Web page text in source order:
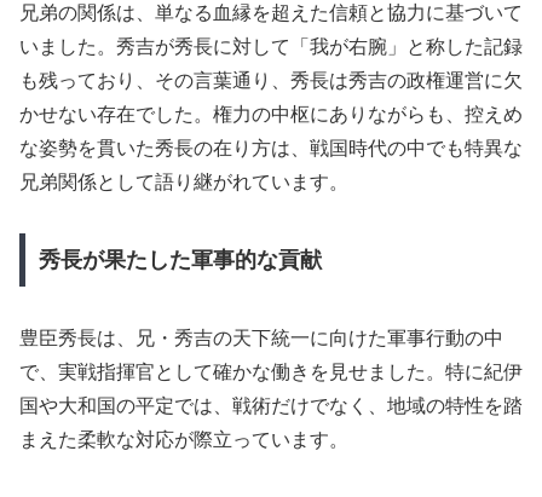
兄弟の関係は、単なる血縁を超えた信頼と協力に基づいて
いました。秀吉が秀長に対して「我が右腕」と称した記録
も残っており、その言葉通り、秀長は秀吉の政権運営に欠
かせない存在でした。権力の中枢にありながらも、控えめ
な姿勢を貫いた秀長の在り方は、戦国時代の中でも特異な
兄弟関係として語り継がれています。
秀長が果たした軍事的な貢献
豊臣秀長は、兄・秀吉の天下統一に向けた軍事行動の中
で、実戦指揮官として確かな働きを見せました。特に紀伊
国や大和国の平定では、戦術だけでなく、地域の特性を踏
まえた柔軟な対応が際立っています。